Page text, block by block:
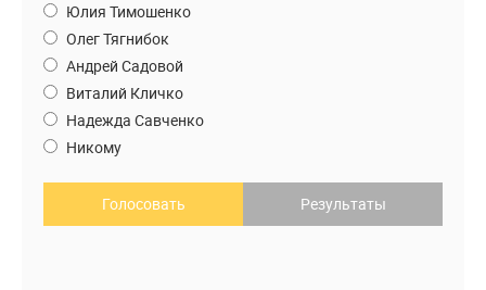
Юлия Тимошенко
Олег Тягнибок
Андрей Садовой
Виталий Кличко
Надежда Савченко
Никому
Голосовать Результаты